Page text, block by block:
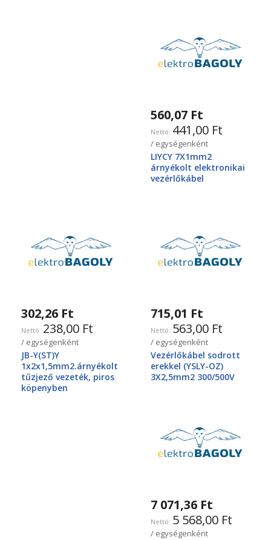
560,07 Ft
441,00 Ft
/ egységenként
LIYCY 7X1mm2
árnyékolt elektronikai
vezérlőkábel
302,26 Ft
238,00 Ft
/ egységenként
JB-Y(ST)Y
1x2x1,5mm2.árnyékolt
tűzjező vezeték, piros
köpenyben
715,01 Ft
563,00 Ft
/ egységenként
Vezérlőkábel sodrott
erekkel (YSLY-OZ)
3X2,5mm2 300/500V
7 071,36 Ft
5 568,00 Ft
/ egységenként